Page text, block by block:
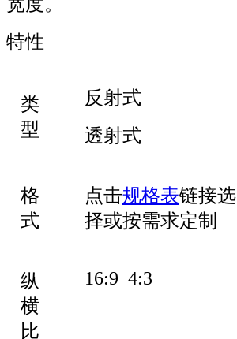
宽度。
特性
类
型
反射式
透射式
格
式
点击规格表链接选
择或按需求定制
纵
横
比
16:9 4:3